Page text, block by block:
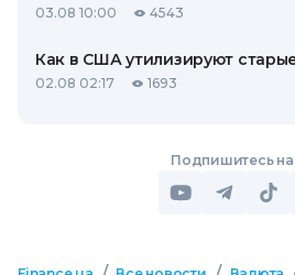
03.08 10:00 4543
Как в США утилизируют
02.08 02:17 1693
Подпишитесь на